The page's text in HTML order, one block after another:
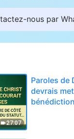
nous par
27:07
Paroles de
devrais